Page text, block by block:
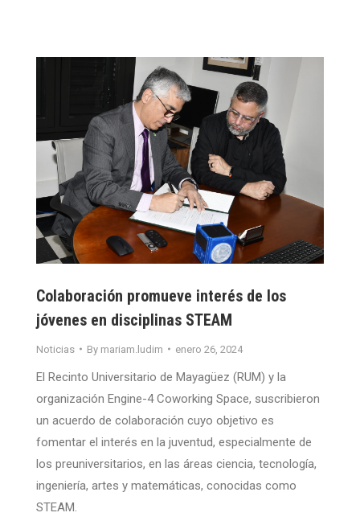
Colaboración promueve interés de los
jóvenes en disciplinas STEAM
Noticias By mariam.ludim enero 26, 2024
El Recinto Universitario de Mayagüez (RUM) y la
organización Engine-4 Coworking Space, suscribieron
un acuerdo de colaboración cuyo objetivo es
fomentar el interés en la juventud, especialmente de
los preuniversitarios, en las áreas ciencia, tecnología,
ingeniería, artes y matemáticas, conocidas como
STEAM.